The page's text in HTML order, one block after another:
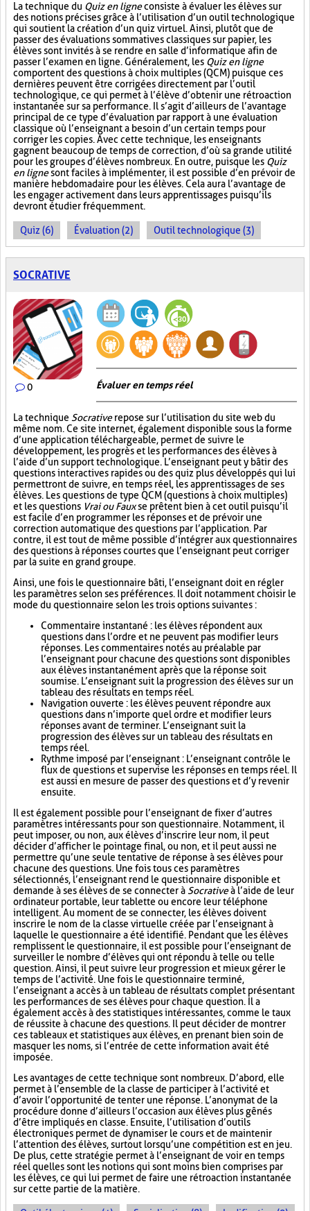
La technique du Quiz en ligneconsiste à évaluer les élèves sur
des notions précises grâce à l’utilisation d’un outil technologique
qui soutient la création d’un quiz virtuel. Ainsi, plutôt que de
passer des évaluations sommatives classiques sur papier, les
élèves sont invités à se rendre en salle d’informatique afin de
passer l’examen en ligne. Généralement, les Quiz en ligne
comportent des questions à choix multiples (QCM) puisque ces
dernières peuvent être corrigées directement par l’outil
technologique, ce qui permet à l’élève d’obtenir une rétroaction
instantanée sur sa performance. Il s’agit d’ailleurs de l’avantage
principal de ce type d’évaluation par rapport à une évaluation
classique où l’enseignant a besoin d’un certain temps pour
corriger les copies. Avec cette technique, les enseignants
gagnent beaucoup de temps de correction, d’où sa grande utilité
pour les groupes d’élèves nombreux. En outre, puisque les Quiz
en lignesont faciles à implémenter, il est possible d’en prévoir de
manière hebdomadaire pour les élèves. Cela aura l’avantage de
les engager activement dans leurs apprentissages puisqu’ils
devront étudier fréquemment.
Quiz (6) Évaluation (2) Outil technologique (3)
SOCRATIVE
0 Évaluer en temps réel
La technique Socrativerepose sur l’utilisation du site web du
même nom. Ce site internet, également disponible sous la forme
d’une application téléchargeable, permet de suivre le
développement, les progrès et les performances des élèves à
l’aide d’un support technologique. L’enseignant peut y bâtir des
questions interactives rapides ou des quiz plus développés qui lui
permettront de suivre, en temps réel, les apprentissages de ses
élèves. Les questions de type QCM (questions à choix multiples)
et les questions Vrai ou Fauxse prêtent bien à cet outil puisqu’il
est facile d’en programmer les réponses et de prévoir une
correction automatique des questions par l’application. Par
contre, il est tout de même possible d’intégrer aux questionnaires
des questions à réponses courtes que l’enseignant peut corriger
par la suite en grand groupe.
Ainsi, une fois le questionnaire bâti, l’enseignant doit en régler
les paramètres selon ses préférences. Il doit notamment choisir le
mode du questionnaire selon les trois options suivantes :
Commentaire instantané : les élèves répondent aux
questions dans l’ordre et ne peuvent pas modifier leurs
réponses. Les commentaires notés au préalable par
l’enseignant pour chacune des questions sont disponibles
aux élèves instantanément après que la réponse soit
soumise. L’enseignant suit la progression des élèves sur un
tableau des résultats en temps réel.
Navigation ouverte : les élèves peuvent répondre aux
questions dans n’importe quel ordre et modifier leurs
réponses avant de terminer. L’enseignant suit la
progression des élèves sur un tableau des résultats en
temps réel.
Rythme imposé par l’enseignant : L’enseignant contrôle le
flux de questions et supervise les réponses en temps réel. Il
est aussi en mesure de passer des questions et d’y revenir
ensuite.
Il est également possible pour l’enseignant de fixer d’autres
paramètres intéressants pour son questionnaire. Notamment, il
peut imposer, ou non, aux élèves d’inscrire leur nom, il peut
décider d’afficher le pointage final, ou non, et il peut aussi ne
permettre qu’une seule tentative de réponse à ses élèves pour
chacune des questions. Une fois tous ces paramètres
sélectionnés, l’enseignant rend le questionnaire disponible et
demande à ses élèves de se connecter à Socrativeà l’aide de leur
ordinateur portable, leur tablette ou encore leur téléphone
intelligent. Au moment de se connecter, les élèves doivent
inscrire le nom de la classe virtuelle créée par l’enseignant à
laquelle le questionnaire a été identifié. Pendant que les élèves
remplissent le questionnaire, il est possible pour l’enseignant de
surveiller le nombre d’élèves qui ont répondu à telle ou telle
question. Ainsi, il peut suivre leur progression et mieux gérer le
temps de l’activité. Une fois le questionnaire terminé,
l’enseignant a accès à un tableau de résultats complet présentant
les performances de ses élèves pour chaque question. Il a
également accès à des statistiques intéressantes, comme le taux
de réussite à chacune des questions. Il peut décider de montrer
ces tableaux et statistiques aux élèves, en prenant bien soin de
masquer les noms, si l’entrée de cette information avait été
imposée.
Les avantages de cette technique sont nombreux. D’abord, elle
permet à l’ensemble de la classe de participer à l’activité et
d’avoir l’opportunité de tenter une réponse. L’anonymat de la
procédure donne d’ailleurs l’occasion aux élèves plus gênés
d’être impliqués en classe. Ensuite, l’utilisation d’outils
électroniques permet de dynamiser le cours et de maintenir
l’attention des élèves, surtout lorsqu’une compétition est en jeu.
De plus, cette stratégie permet à l’enseignant de voir en temps
réel quelles sont les notions qui sont moins bien comprises par
les élèves, ce qui lui permet de faire une rétroaction instantanée
sur cette partie de la matière.